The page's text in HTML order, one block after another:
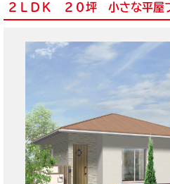
２ＬＤＫ ２０坪 小さな平屋